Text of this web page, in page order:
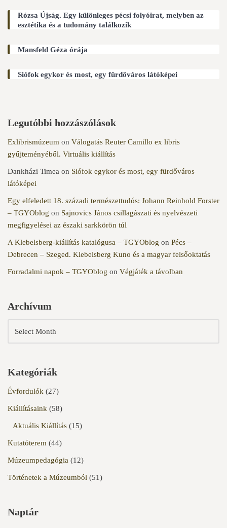
Rózsa Újság. Egy különleges pécsi folyóirat, melyben az
esztétika és a tudomány találkozik
Mansfeld Géza órája
Siófok egykor és most, egy fürdőváros látóképei
Legutóbbi hozzászólások
Exlibrismúzeum on Válogatás Reuter Camillo ex libris
gyűjteményéből. Virtuális kiállítás
Dankházi Timea on Siófok egykor és most, egy fürdőváros
látóképei
Egy elfeledett 18. századi természettudós: Johann Reinhold Forster
– TGYOblog on Sajnovics János csillagászati és nyelvészeti
megfigyelései az északi sarkkörön túl
A Klebelsberg-kiállítás katalógusa – TGYOblog on Pécs –
Debrecen – Szeged. Klebelsberg Kuno és a magyar felsőoktatás
Forradalmi napok – TGYOblog on Végjáték a távolban
Archívum
Kategóriák
Évfordulók (27)
Kiállításaink (58)
Aktuális Kiállítás (15)
Kutatóterem (44)
Múzeumpedagógia (12)
Történetek a Múzeumból (51)
Naptár